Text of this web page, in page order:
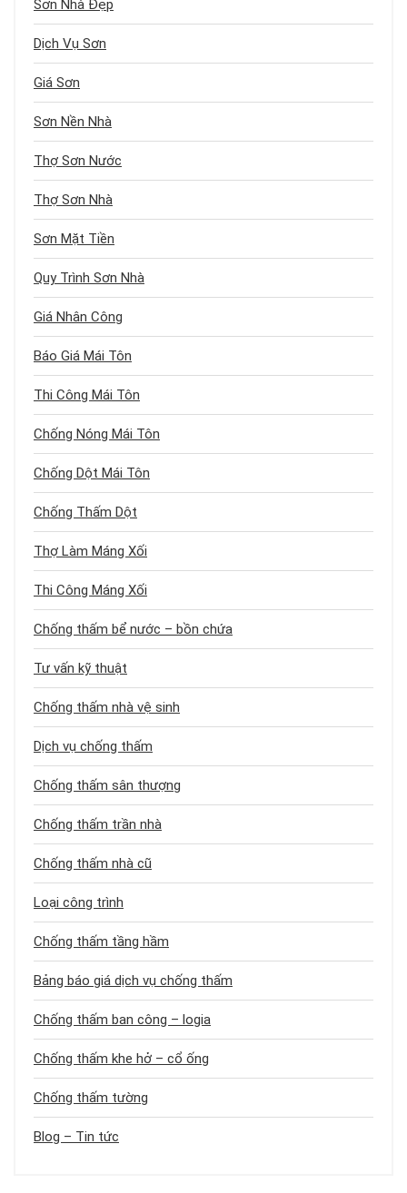
Sơn Nhà Đẹp
Dịch Vụ Sơn
Giá Sơn
Sơn Nền Nhà
Thợ Sơn Nước
Thợ Sơn Nhà
Sơn Mặt Tiền
Quy Trình Sơn Nhà
Giá Nhân Công
Báo Giá Mái Tôn
Thi Công Mái Tôn
Chống Nóng Mái Tôn
Chống Dột Mái Tôn
Chống Thấm Dột
Thợ Làm Máng Xối
Thi Công Máng Xối
Chống thấm bể nước – bồn chứa
Tư vấn kỹ thuật
Chống thấm nhà vệ sinh
Dịch vụ chống thấm
Chống thấm sân thượng
Chống thấm trần nhà
Chống thấm nhà cũ
Loại công trình
Chống thấm tầng hầm
Bảng báo giá dịch vụ chống thấm
Chống thấm ban công – logia
Chống thấm khe hở – cổ ống
Chống thấm tường
Blog – Tin tức